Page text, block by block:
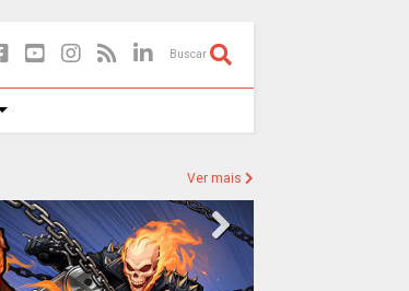
Buscar
Ver mais